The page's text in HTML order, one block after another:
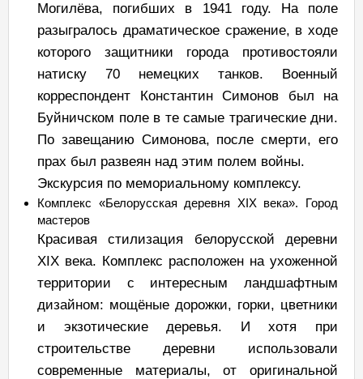
Могилёва, погибших в 1941 году. На поле
разыгралось драматическое сражение, в ходе
которого защитники города противостояли
натиску 70 немецких танков. Военный
корреспондент Константин Симонов был на
Буйничском поле в те самые трагические дни.
По завещанию Симонова, после смерти, его
прах был развеян над этим полем войны.
Экскурсия по мемориальному комплексу.
Комплекс «Белорусская деревня ХIХ века». Город
мастеров
Красивая стилизация белорусской деревни
ХIХ века. Комплекс расположен на ухоженной
территории с интересным ландшафтным
дизайном: мощёные дорожки, горки, цветники
и экзотические деревья. И хотя при
строительстве деревни использовали
современные материалы, от оригинальной